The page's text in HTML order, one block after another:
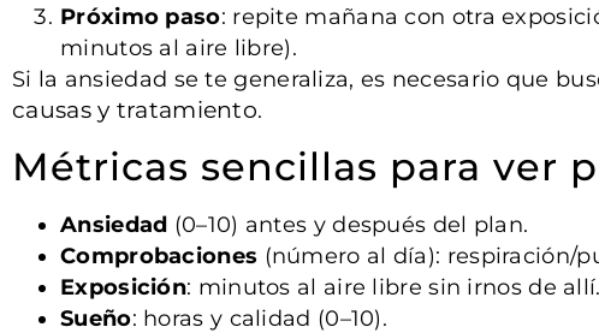
Próximo paso: repite mañana con otra
minutos al aire libre).
Si la ansiedad se te generaliza, es necesario que
causas y tratamiento.
Métricas sencillas para ver
Ansiedad (0–10) antes y después del plan.
Comprobaciones (número al día): respiración/
Exposición: minutos al aire libre sin irnos de allí.
Sueño: horas y calidad (0–10).